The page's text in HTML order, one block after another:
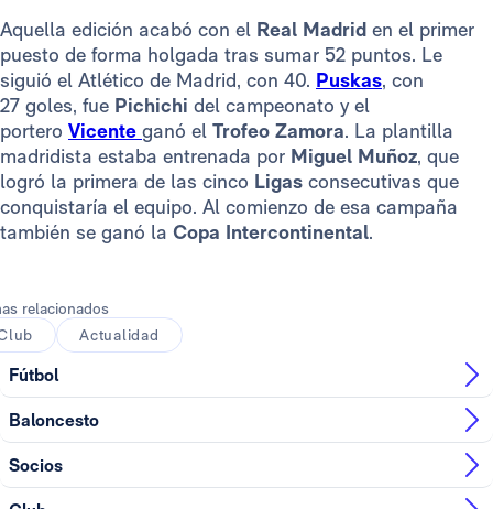
Aquella edición acabó con el Real Madrid en el primer
puesto de forma holgada tras sumar 52 puntos. Le
siguió el Atlético de Madrid, con 40. Puskas, con
27 goles, fue Pichichi del campeonato y el
portero Vicente ganó el Trofeo Zamora. La plantilla
madridista estaba entrenada por Miguel Muñoz, que
logró la primera de las cinco Ligas consecutivas que
conquistaría el equipo. Al comienzo de esa campaña
también se ganó la Copa Intercontinental.
relacionados
Actualidad
Fútbol
Baloncesto
Socios